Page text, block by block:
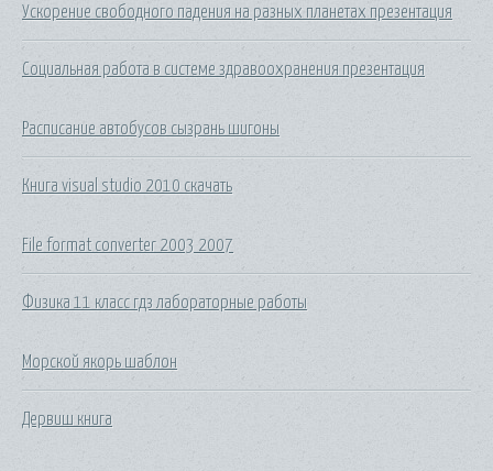
Ускорение свободного падения на разных планетах презентация
Социальная работа в системе здравоохранения презентация
Расписание автобусов сызрань шигоны
Книга visual studio 2010 скачать
File format converter 2003 2007
Физика 11 класс гдз лабораторные работы
Морской якорь шаблон
Дервиш книга